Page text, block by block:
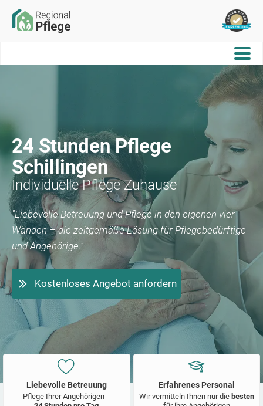
24 Stunden Pflege
Schillingen
Individuelle Pflege Zuhause
"Liebevolle Betreuung und Pflege in den eigenen vier
Wänden – die zeitgemäße Lösung für Pflegebedürftige
und Angehörige."
Kostenloses Angebot anfordern
Liebevolle Betreuung
Pflege Ihrer Angehörigen -
Erfahrenes Personal
Wir vermitteln Ihnen nur die besten